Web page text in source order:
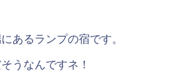
あるランプの宿です。
うなんですネ！